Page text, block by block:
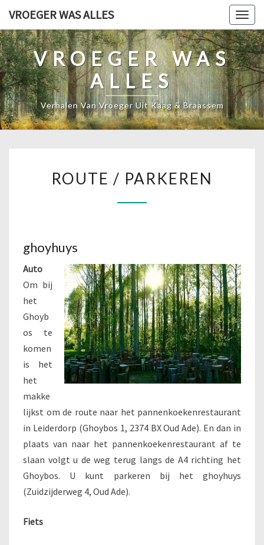
de
content
VROEGER WAS ALLES
VROEGER WAS
ALLES
Verhalen Van Vroeger Uit Kaag & Braassem
/
ROUTE / PARKEREN
ghoyhuys
Auto
Om bij
het
Ghoyb
os te
komen
is het
het
makke
lijkst om de route naar het pannenkoekenrestaurant
in Leiderdorp (Ghoybos 1, 2374 BX Oud Ade). En dan in
plaats van naar het pannenkoekenrestaurant af te
slaan volgt u de weg terug langs de A4 richting het
Ghoybos. U kunt parkeren bij het ghoyhuys
(Zuidzijderweg 4, Oud Ade).
Fiets